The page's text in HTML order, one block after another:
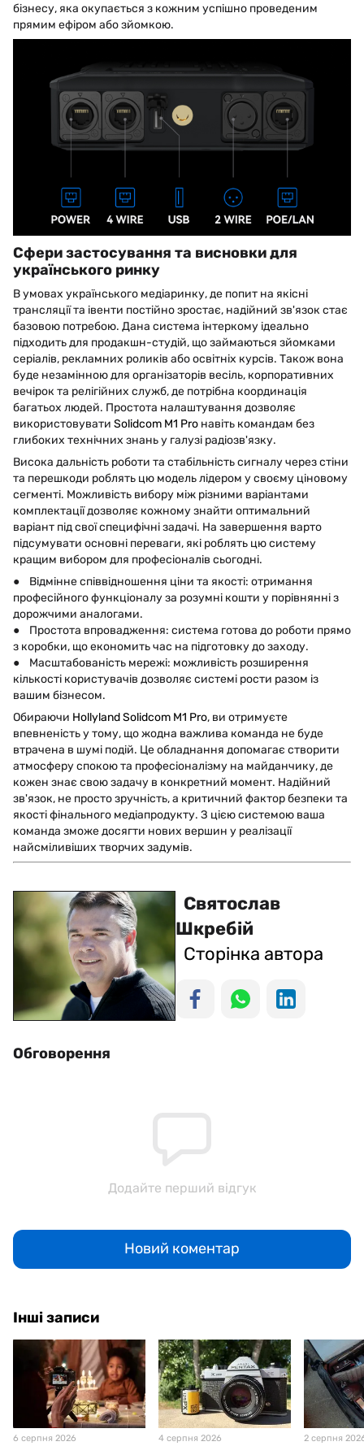
бізнесу, яка окупається з кожним успішно проведеним
прямим ефіром або зйомкою.
Сфери застосування та висновки для
українського ринку
В умовах українського медіаринку, де попит на якісні
трансляції та івенти постійно зростає, надійний зв'язок стає
базовою потребою. Дана система інтеркому ідеально
підходить для продакшн-студій, що займаються зйомками
серіалів, рекламних роликів або освітніх курсів. Також вона
буде незамінною для організаторів весіль, корпоративних
вечірок та релігійних служб, де потрібна координація
багатьох людей. Простота налаштування дозволяє
використовувати Solidcom M1 Pro навіть командам без
глибоких технічних знань у галузі радіозв'язку.
Висока дальність роботи та стабільність сигналу через стіни
та перешкоди роблять цю модель лідером у своєму ціновому
сегменті. Можливість вибору між різними варіантами
комплектації дозволяє кожному знайти оптимальний
варіант під свої специфічні задачі. На завершення варто
підсумувати основні переваги, які роблять цю систему
кращим вибором для професіоналів сьогодні.
● Відмінне співвідношення ціни та якості: отримання
професійного функціоналу за розумні кошти у порівнянні з
дорожчими аналогами.
● Простота впровадження: система готова до роботи прямо
з коробки, що економить час на підготовку до заходу.
● Масштабованість мережі: можливість розширення
кількості користувачів дозволяє системі рости разом із
вашим бізнесом.
Обираючи Hollyland Solidcom M1 Pro, ви отримуєте
впевненість у тому, що жодна важлива команда не буде
втрачена в шумі подій. Це обладнання допомагає створити
атмосферу спокою та професіоналізму на майданчику, де
кожен знає свою задачу в конкретний момент. Надійний
зв'язок, не просто зручність, а критичний фактор безпеки та
якості фінального медіапродукту. З цією системою ваша
команда зможе досягти нових вершин у реалізації
найсміливіших творчих задумів.
Святослав
Шкребій
Сторінка автора
Обговорення
Додайте перший відгук
Новий коментар
Інші записи
6 серпня 2026 4 серпня 2026 2 серпня